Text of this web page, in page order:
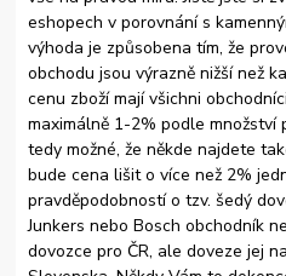
eshopech v porovnání s
výhoda je způsobena tím, že
obchodu jsou výrazně nižší než
cenu zboží mají všichni
maximálně 1-2% podle množství
tedy možné, že někde najdete
bude cena lišit o více než 2%
pravděpodobností o tzv. šedý
Junkers nebo Bosch obchodník
dovozce pro ČR, ale doveze jej